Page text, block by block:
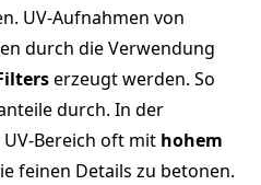
UV-Aufnahmen von
durch die Verwendung
erzeugt werden. So
durch. In der
Bereich oft mit hohem
feinen Details zu betonen.